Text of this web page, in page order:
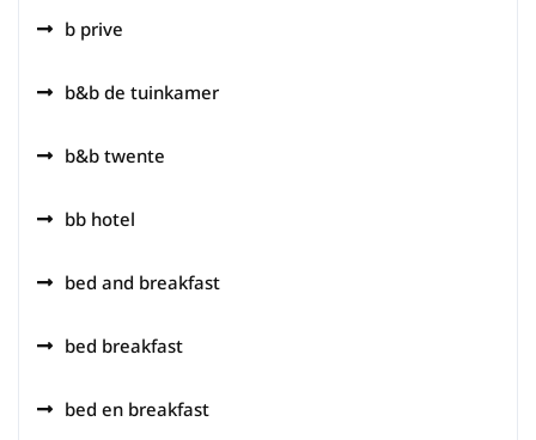
b prive
b&b de tuinkamer
b&b twente
bb hotel
bed and breakfast
bed breakfast
bed en breakfast